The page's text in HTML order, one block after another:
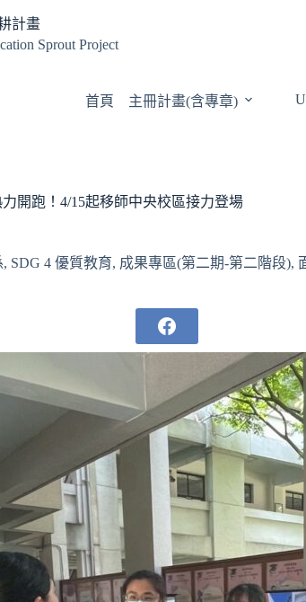
計畫
Sprout Project
首頁 主冊計畫(含專章)
開跑！4/15起移師中央校區接力登場
, SDG 4 優質教育, 成果專區(第二期-第二階段),